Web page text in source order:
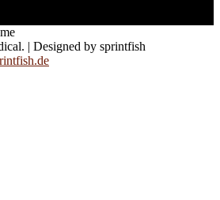
| Designed by sprintfish